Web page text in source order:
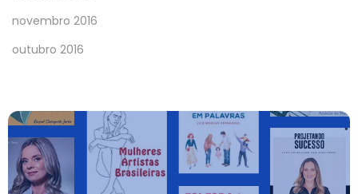
novembro 2016
outubro 2016